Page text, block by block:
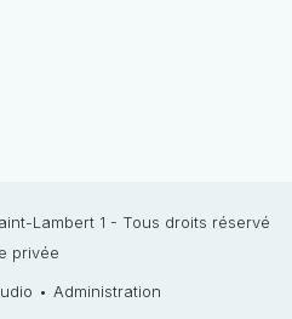
Lambert 1 - Tous droits réservé
privée
• Administration